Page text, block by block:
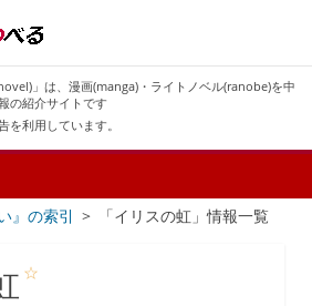
」は、漫画(manga)・ライトノベル(ranobe)を中
の紹介サイトです
利用しています。
い』の索引 「イリスの虹」情報一覧
☆